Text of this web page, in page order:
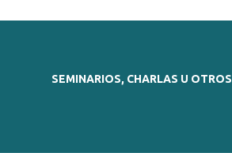
SEMINARIOS, CHARLAS U OTROS